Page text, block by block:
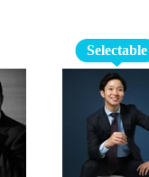
Selectable